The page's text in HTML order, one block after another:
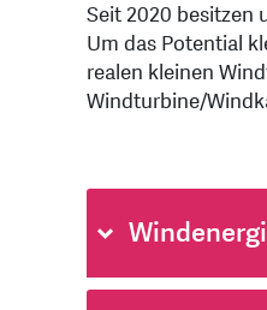
Seit 2020 besitzen
Um das Potential
realen kleinen
Windturbine/